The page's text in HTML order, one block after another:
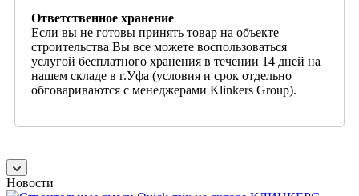
Ответственное хранение
Если вы не готовы принять товар на объекте
строительства Вы все можете воспользоваться
услугой бесплатного хранения в течении 14 дней на
нашем складе в г.Уфа (условия и срок отдельно
обговариваются с менеджерами Klinkers Group).
Новости